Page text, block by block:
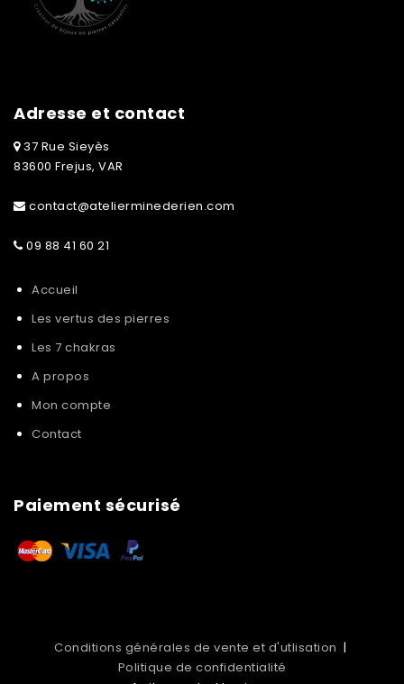
Adresse et contact
37 Rue Sieyès
83600 Frejus, VAR
contact@atelierminederien.com
09 88 41 60 21
Accueil
Les vertus des pierres
Les 7 chakras
A propos
Mon compte
Contact
Paiement sécurisé
Conditions générales de vente et d'utlisation |
Politique de confidentialité